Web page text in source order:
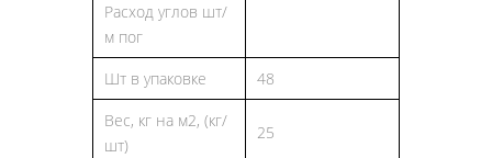
Расход углов шт/
м пог
Шт в упаковке
48
Вес, кг на м2, (кг/
шт)
25